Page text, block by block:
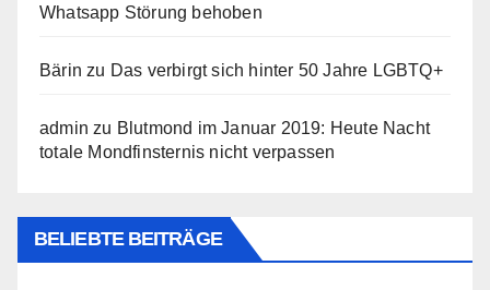
Whatsapp Störung behoben
Bärin zu Das verbirgt sich hinter 50 Jahre LGBTQ+
admin zu Blutmond im Januar 2019: Heute Nacht
totale Mondfinsternis nicht verpassen
BELIEBTE BEITRÄGE